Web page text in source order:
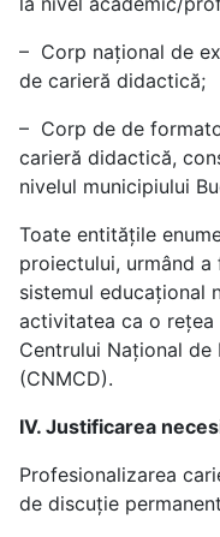
– Corp național de
de carieră didactică;
– Corp de de
carieră didactică,
nivelul municipiului
Toate entitățile
proiectului, urmând
sistemul educațional
activitatea ca o
Centrului Național
(CNMCD).
IV. Justificarea
Profesionalizarea
de discuție